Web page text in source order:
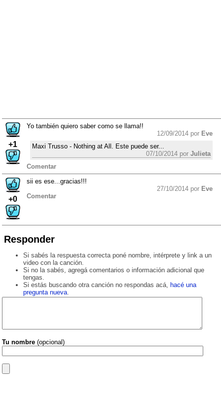
+1
Yo también quiero saber como se llama!!
12/09/2014 por Eve
Maxi Trusso - Nothing at All. Este puede ser...
07/10/2014 por Julieta
Comentar
+0
sii es ese...gracias!!!
27/10/2014 por Eve
Comentar
Responder
Si sabés la respuesta correcta poné nombre, intérprete y link a un
video con la canción.
Si no la sabés, agregá comentarios o información adicional que
tengas.
Si estás buscando otra canción no respondas acá,
hacé una
pregunta nueva.
Tu nombre (opcional)